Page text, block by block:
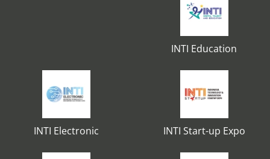
INTI Education
INTI Electronic INTI Start-up Expo